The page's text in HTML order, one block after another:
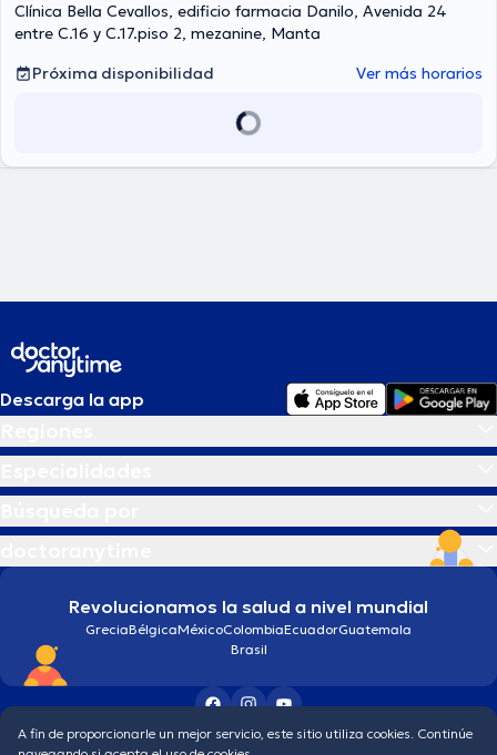
Clínica Bella Cevallos, edificio farmacia Danilo, Avenida 24
entre C.16 y C.17.piso 2, mezanine, Manta
Próxima disponibilidad
Ver más horarios
Descarga la app
Revolucionamos la salud a nivel mundial
GreciaBélgicaMéxicoColombiaEcuadorGuatemala
Brasil
Condiciones generales Política de protección de los datos personales
A fin de proporcionarle un mejor servicio, este sitio utiliza cookies. Continúe